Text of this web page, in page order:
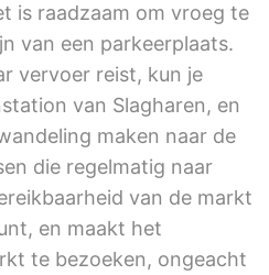
is raadzaam om vroeg te
van een parkeerplaats.
vervoer reist, kun je
van Slagharen, en
maken naar de
die regelmatig naar
van de markt
en maakt het
te bezoeken, ongeacht